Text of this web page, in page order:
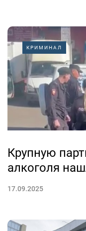
КРИМИНАЛ
Крупную
алкоголя
17.09.2025